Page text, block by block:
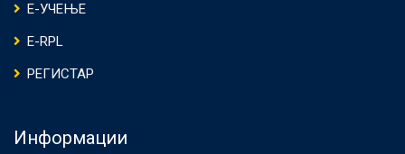
Е-УЧЕЊЕ
E-RPL
РЕГИСТАР
Информации